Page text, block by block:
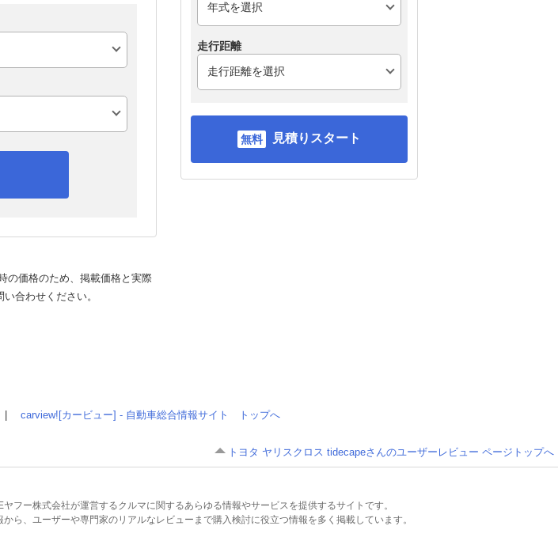
の価格のため、掲載価格と実際
合わせください。
走行距離
見積りスタート
carview![カービュー] - 自動車総合情報サイト トップへ
トヨタ ヤリスクロス tidecapeさんのユーザーレビュー ページトップへ
フー株式会社が運営するクルマに関するあらゆる情報やサービスを提供するサイトです。
ら、ユーザーや専門家のリアルなレビューまで購入検討に役立つ情報を多く掲載しています。